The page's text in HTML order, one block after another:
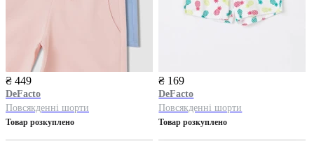
₴ 449
DeFacto
Повсякденні шорти
Товар розкуплено
₴ 169
DeFacto
Повсякденні шорти
Товар розкуплено